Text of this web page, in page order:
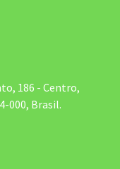
186 - Centro,
000, Brasil.